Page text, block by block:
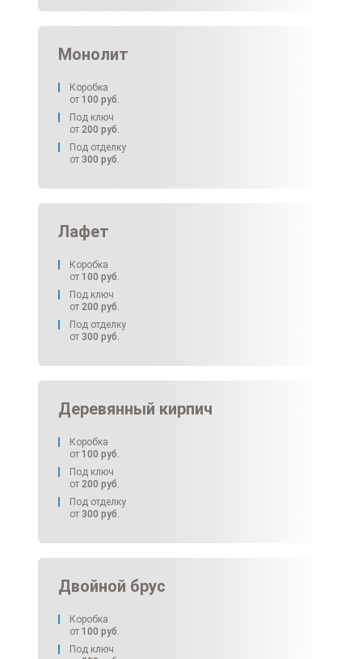
Монолит
Коробка
от 100 руб.
Под ключ
от 200 руб.
Под отделку
от 300 руб.
Лафет
Коробка
от 100 руб.
Под ключ
от 200 руб.
Под отделку
от 300 руб.
Деревянный кирпич
Коробка
от 100 руб.
Под ключ
от 200 руб.
Под отделку
от 300 руб.
Двойной брус
Коробка
от 100 руб.
Под ключ